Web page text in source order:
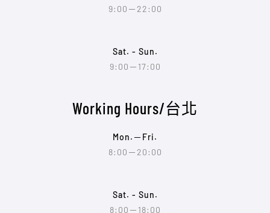
9:00－22:00
Sat. - Sun.
9:00－17:00
Working Hours/台北
Mon.－Fri.
8:00－20:00
Sat. - Sun.
8:00－18:00